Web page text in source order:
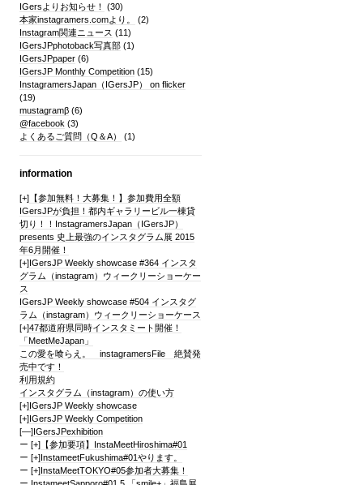
IGersよりお知らせ！
(30)
本家instagramers.comより。
(2)
Instagram関連ニュース (11)
IGersJPphotoback写真部(1)
IGersJPpaper(6)
IGersJP Monthly Competition(15)
InstagramersJapan（IGersJP） on flicker
(19)
mustagramβ(6)
@facebook (3)
よくあるご質問（Q＆A）
(1)
information
[+]【参加無料！大募集！】参加費用全額
IGersJPが負担！都内ギャラリービル一棟貸
切り！！InstagramersJapan（IGersJP）
presents 史上最強のインスタグラム展 2015
年6月開催！
[+]IGersJP Weekly showcase #364 インスタ
グラム（instagram）ウィークリーショーケー
ス
IGersJP Weekly showcase #504 インスタグ
ラム（instagram）ウィークリーショーケース
[+]47都道府県同時インスタミート開催！
「MeetMeJapan」
この愛を喰らえ。 instagramersFile 絶賛発
売中です！
利用規約
インスタグラム（instagram）の使い方
[+]IGersJP Weekly showcase
[+]IGersJP Weekly Competition
[—]IGersJPexhibition
[+]【参加要項】InstaMeetHiroshima#01
[+]InstameetFukushima#01やります。
[+]InstaMeetTOKYO#05参加者大募集！